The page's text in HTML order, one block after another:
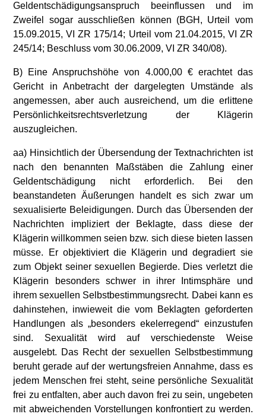
Geldentschädigungsanspruch beeinflussen und im
Zweifel sogar ausschließen können (BGH, Urteil vom
15.09.2015, VI ZR 175/14; Urteil vom 21.04.2015, VI ZR
245/14; Beschluss vom 30.06.2009, VI ZR 340/08).
B) Eine Anspruchshöhe von 4.000,00 € erachtet das
Gericht in Anbetracht der dargelegten Umstände als
angemessen, aber auch ausreichend, um die erlittene
Persönlichkeitsrechtsverletzung der Klägerin
auszugleichen.
aa) Hinsichtlich der Übersendung der Textnachrichten ist
nach den benannten Maßstäben die Zahlung einer
Geldentschädigung nicht erforderlich. Bei den
beanstandeten Äußerungen handelt es sich zwar um
sexualisierte Beleidigungen. Durch das Übersenden der
Nachrichten impliziert der Beklagte, dass diese der
Klägerin willkommen seien bzw. sich diese bieten lassen
müsse. Er objektiviert die Klägerin und degradiert sie
zum Objekt seiner sexuellen Begierde. Dies verletzt die
Klägerin besonders schwer in ihrer Intimsphäre und
ihrem sexuellen Selbstbestimmungsrecht. Dabei kann es
dahinstehen, inwieweit die vom Beklagten geforderten
Handlungen als „besonders ekelerregend“ einzustufen
sind. Sexualität wird auf verschiedenste Weise
ausgelebt. Das Recht der sexuellen Selbstbestimmung
beruht gerade auf der wertungsfreien Annahme, dass es
jedem Menschen frei steht, seine persönliche Sexualität
frei zu entfalten, aber auch davon frei zu sein, ungebeten
mit abweichenden Vorstellungen konfrontiert zu werden.